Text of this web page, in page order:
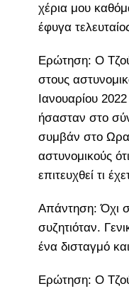
χέρια μου
έφυγα
Ερώτηση: Ο
στους
Ιανουαρίου
ήσασταν στο
συμβάν στο
αστυνομικούς
επιτευχθεί τι
Απάντηση: Όχι
συζητιόταν.
ένα δισταγμό
Ερώτηση: Ο